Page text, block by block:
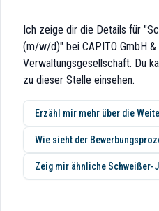
Firmenjubiläum! CAPITO steht für
wir breit aufgestellt und
präzise und zuverlässig.
Qualitätsstandards
Ich zeige dir die Details für
(m/w/d)" bei CAPITO GmbH &
Verwaltungsgesellschaft. Du
zu dieser Stelle einsehen.
Erzähl mir mehr über die
Wie sieht der
Zeig mir ähnliche Schweißer-